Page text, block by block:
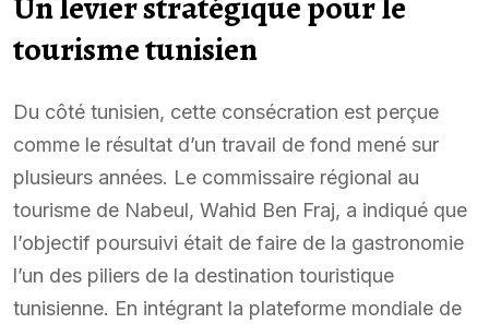
tourisme tunisien
Du côté tunisien, cette consécration est perçue
comme le résultat d’un travail de fond mené sur
plusieurs années. Le commissaire régional au
tourisme de Nabeul, Wahid Ben Fraj, a indiqué que
l’objectif poursuivi était de faire de la gastronomie
l’un des piliers de la destination touristique
tunisienne. En intégrant la plateforme mondiale de